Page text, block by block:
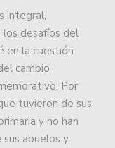
integral,
los desafíos del
en la cuestión
cambio
Por
tuvieron de sus
y no han
sus abuelos y